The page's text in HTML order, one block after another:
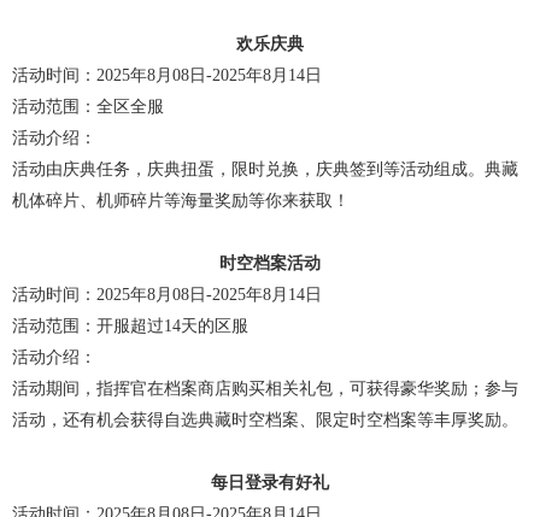
欢乐庆典
活动时间：2025年8月08日-2025年8月14日
活动范围：全区全服
活动介绍：
活动由庆典任务，庆典扭蛋，限时兑换，庆典签到等活动组成。典藏
机体碎片、机师碎片等海量奖励等你来获取！
时空档案活动
活动时间：2025年8月08日-2025年8月14日
活动范围：开服超过14天的区服
活动介绍：
活动期间，指挥官在档案商店购买相关礼包，可获得豪华奖励；参与
活动，还有机会获得自选典藏时空档案、限定时空档案等丰厚奖励。
每日登录有好礼